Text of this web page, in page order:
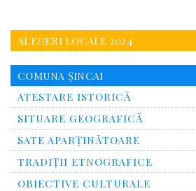
ALEGERI LOCALE 2024
COMUNA ȘINCAI
ATESTARE ISTORICĂ
SITUARE GEOGRAFICĂ
SATE APARȚINĂTOARE
TRADIȚII ETNOGRAFICE
OBIECTIVE CULTURALE